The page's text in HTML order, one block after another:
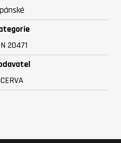
pánské
20471
CERVA